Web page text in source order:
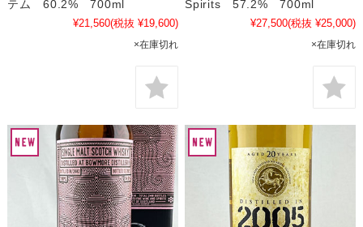
テム 60.2% 700ml
¥21,560(税抜 ¥19,600)
×在庫切れ
Spirits 57.2% 700ml
¥27,500(税抜 ¥25,000)
×在庫切れ